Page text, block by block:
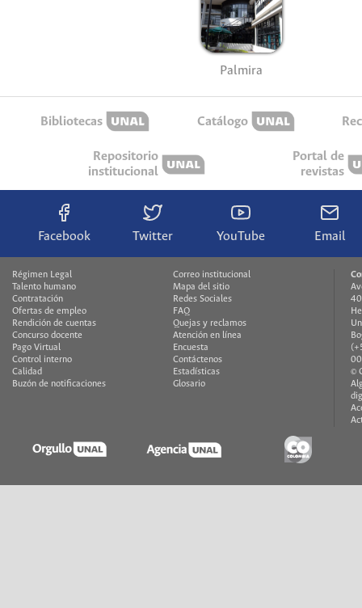
Palmira
Bibliotecas Catálogo
Repositorio
institucional
Portal de
revistas
Facebook Twitter YouTube Email
Régimen Legal
Talento humano
Contratación
Ofertas de empleo
Rendición de cuentas
Concurso docente
Pago Virtual
Control interno
Calidad
Buzón de notificaciones
Correo institucional
Mapa del sitio
Redes Sociales
FAQ
Quejas y reclamos
Atención en línea
Encuesta
Contáctenos
Estadísticas
Glosario
©